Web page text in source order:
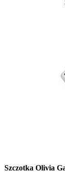
Szczotka Olivia